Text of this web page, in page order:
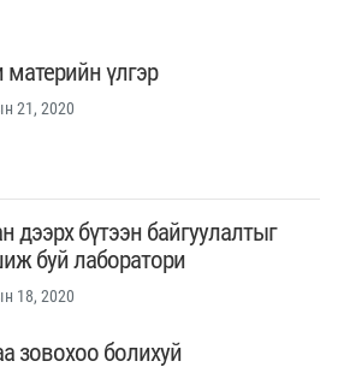
материйн үлгэр
21, 2020
дээрх бүтээн байгуулалтыг
буй лаборатори
18, 2020
зовохоо болихуй